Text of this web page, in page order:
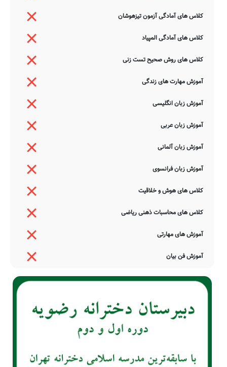
کلاس های آمادگی آزمون تیزهوشان
کلاس های آمادگی المپیاد
کلاس های روش صحیح تست زنی
آموزش مهارت های زندگی
آموزش زبان انگلیسی
آموزش زبان عربی
آموزش زبان آلمانی
آموزش زبان فرانسوی
کلاس های هوش و خلاقیت
کلاس های محاسبات ذهنی ریاضی
آموزش های مهارتی
آموزش فن بیان